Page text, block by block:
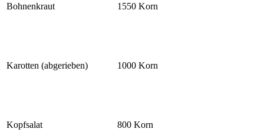
Bohnenkraut 1550 Korn
Karotten (abgerieben) 1000 Korn
Kopfsalat 800 Korn